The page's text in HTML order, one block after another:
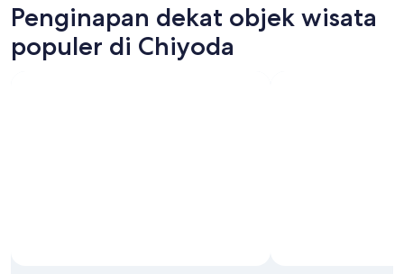
Penginapan dekat objek wisata
populer di Chiyoda